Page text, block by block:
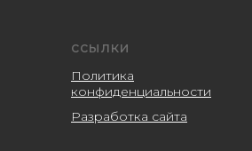
ссылки
Политика
конфиденциальности
Разработка сайта